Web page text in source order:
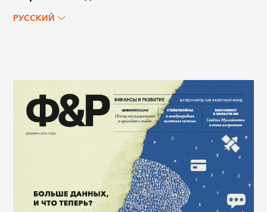
РУССКИЙ